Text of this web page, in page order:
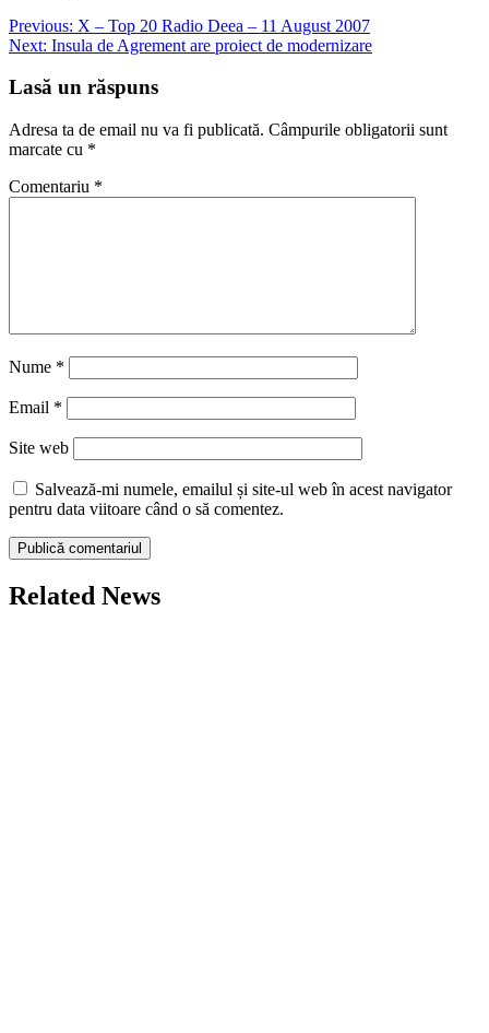
Previous: X – Top 20 Radio Deea – 11 August 2007
Next: Insula de Agrement are proiect de modernizare
Lasă un răspuns
Adresa ta de email nu va fi publicată. Câmpurile obligatorii sunt
marcate cu *
Comentariu *
Nume *
Email *
Site web
Salvează-mi numele, emailul și site-ul web în acest navigator
pentru data viitoare când o să comentez.
Related News